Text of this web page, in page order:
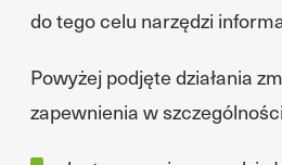
do tego celu narzędzi
Powyżej podjęte działania
zapewnienia w